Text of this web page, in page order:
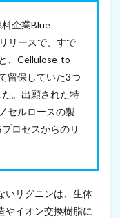
企業Blue
リースで、すで
、Cellulose-to-
留保していた3つ
。出願された特
セルロースの製
ロセスからのリ
いリグニンは、生体
やイオン交換樹脂に